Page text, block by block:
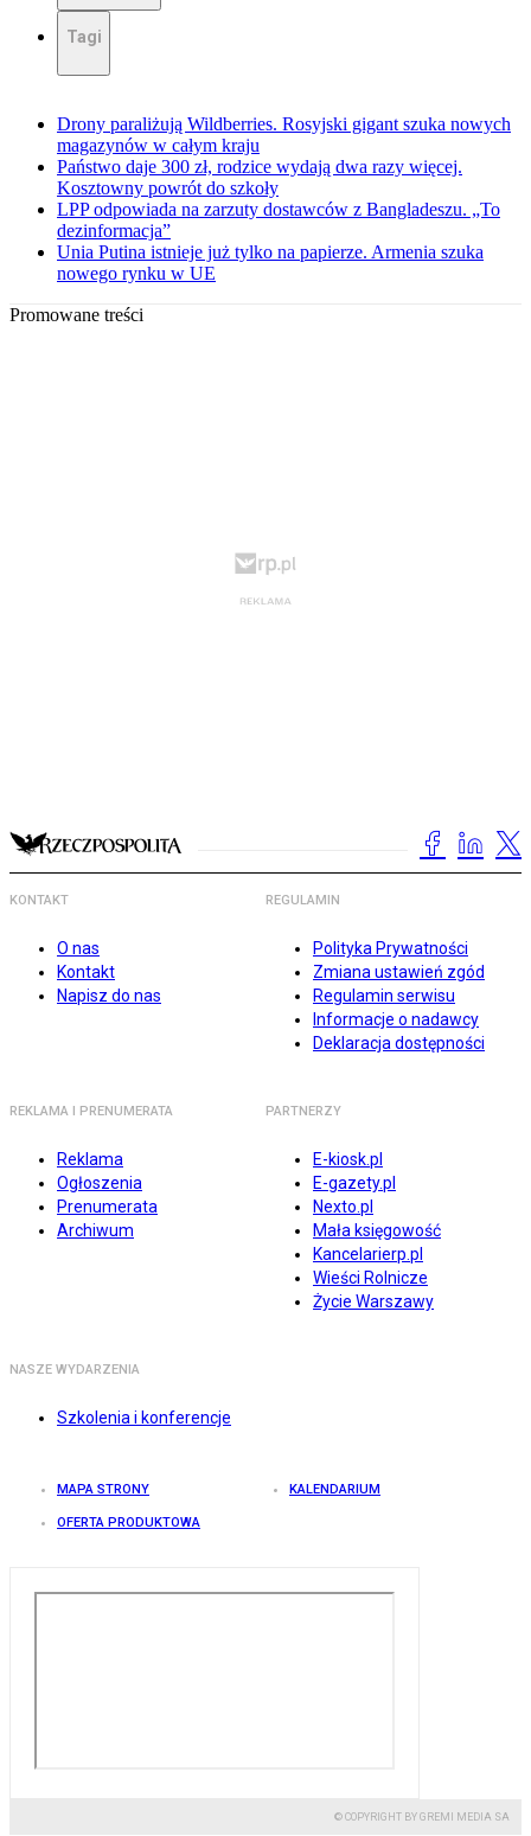
Tagi
Drony paraliżują Wildberries. Rosyjski gigant szuka nowych
magazynów w całym kraju
Państwo daje 300 zł, rodzice wydają dwa razy więcej.
Kosztowny powrót do szkoły
LPP odpowiada na zarzuty dostawców z Bangladeszu. „To
dezinformacja”
Unia Putina istnieje już tylko na papierze. Armenia szuka
nowego rynku w UE
Promowane treści
KONTAKT
O nas
Kontakt
Napisz do nas
REGULAMIN
Polityka Prywatności
Zmiana ustawień zgód
Regulamin serwisu
Informacje o nadawcy
Deklaracja dostępności
REKLAMA I PRENUMERATA
Reklama
Ogłoszenia
Prenumerata
Archiwum
PARTNERZY
E-kiosk.pl
E-gazety.pl
Nexto.pl
Mała księgowość
Kancelarierp.pl
Wieści Rolnicze
Życie Warszawy
NASZE WYDARZENIA
Szkolenia i konferencje
MAPA STRONY KALENDARIUM
OFERTA PRODUKTOWA
© COPYRIGHT BY GREMI MEDIA SA